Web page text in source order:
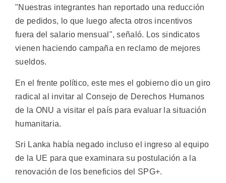
"Nuestras integrantes han reportado una reducción
de pedidos, lo que luego afecta otros incentivos
fuera del salario mensual", señaló. Los sindicatos
vienen haciendo campaña en reclamo de mejores
sueldos.
En el frente político, este mes el gobierno dio un giro
radical al invitar al Consejo de Derechos Humanos
de la ONU a visitar el país para evaluar la situación
humanitaria.
Sri Lanka había negado incluso el ingreso al equipo
de la UE para que examinara su postulación a la
renovación de los beneficios del SPG+.